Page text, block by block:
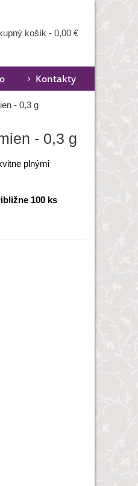
košík - 0,00 €
Kontakty
- 0,3 g
- 0,3 g
plnými
100 ks